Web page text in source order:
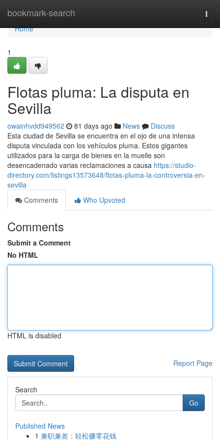
bookmark-search
Home
Home
1
Flotas pluma: La disputa en
Sevilla
owainhvdd949562 81 days ago News
Discuss
Esta ciudad de Sevilla se encuentra en el ojo de una intensa
disputa vinculada con los vehículos pluma. Estos gigantes
utilizados para la carga de bienes en la muelle son
desencadenado varias reclamaciones a causa https://studio-
directory.com/listings13573648/flotas-pluma-la-controversia-en-
sevilla
Comments
Who Upvoted
Comments
Submit a Comment
No HTML
HTML is disabled
Report Page
Search
Go
Published News
1 兼职兼差：轻松赚零花钱